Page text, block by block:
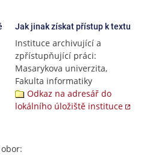
Jak jinak získat přístup k textu
Instituce archivující a
zpřístupňující práci:
Masarykova univerzita,
Fakulta informatiky
Odkaz na adresář do
lokálního úložiště instituce